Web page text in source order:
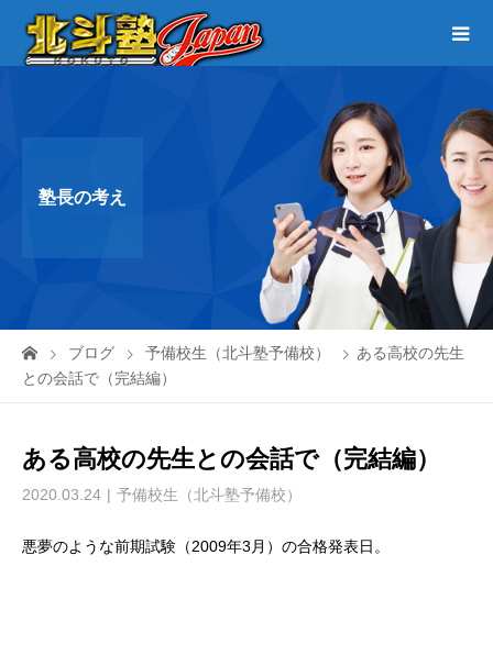
塾長の考え
ブログ 予備校生（北斗塾予備校）
ある高校の先生
との会話で（完結編）
ある高校の先生との会話で（完結編）
2020.03.24 予備校生（北斗塾予備校）
悪夢のような前期試験（2009年3月）の合格発表日。